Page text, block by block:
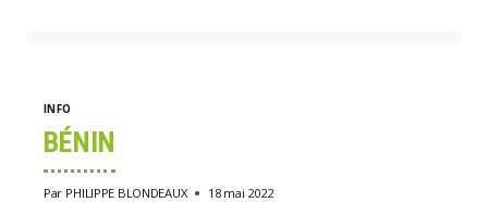
INFO
BÉNIN
Par PHILIPPE BLONDEAUX 18 mai 2022